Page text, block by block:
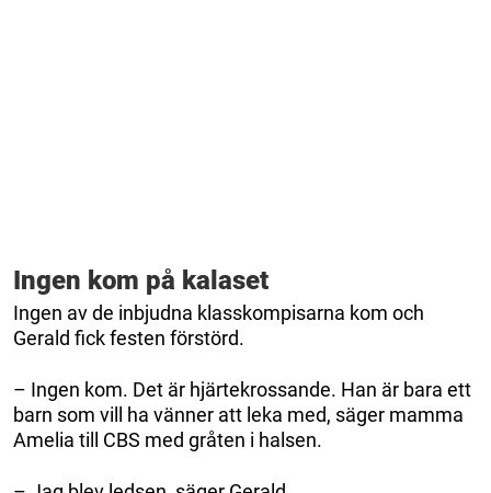
Ingen kom på kalaset
Ingen av de inbjudna klasskompisarna kom och
Gerald fick festen förstörd.
– Ingen kom. Det är hjärtekrossande. Han är bara ett
barn som vill ha vänner att leka med, säger mamma
Amelia till CBS med gråten i halsen.